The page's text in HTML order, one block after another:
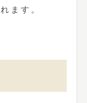
ます。